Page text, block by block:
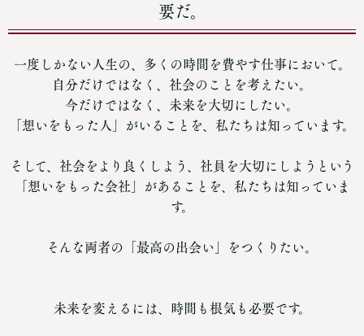
要だ。
一度しかない人生の、多くの時間を費やす仕事において。
自分だけではなく、社会のことを考えたい。
今だけではなく、未来を大切にしたい。
「想いをもった人」がいることを、私たちは知っています。
そして、社会をより良くしよう、社員を大切にしようという
「想いをもった会社」があることを、私たちは知っていま
す。
そんな両者の「最高の出会い」をつくりたい。
未来を変えるには、時間も根気も必要です。